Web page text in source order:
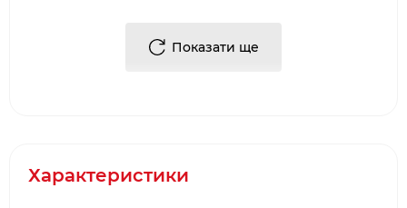
окремо за допомогою стильних і ергономічних
поверхні.
Показати ще
Характеристики